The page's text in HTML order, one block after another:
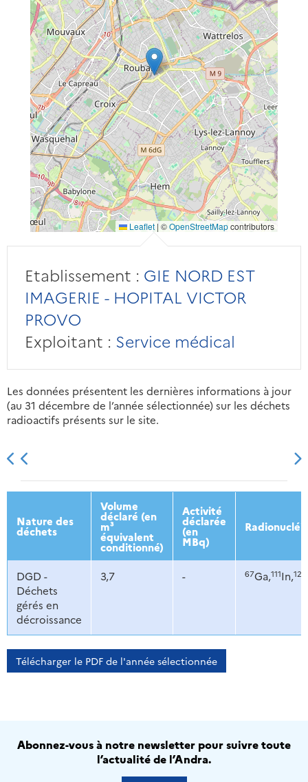
Leaflet | ©OpenStreetMapcontributors
Etablissement : GIE NORD EST
IMAGERIE - HOPITAL VICTOR
PROVO
Exploitant : Service médical
Les données présentent les dernières informations à jour
(au 31 décembre de l’année sélectionnée) sur les déchets
radioactifs présents sur le site.
2013 2014 2015 2016
Nature des
déchets
Volume
déclaré (en
m³
équivalent
conditionné)
Activité
déclarée
(en
MBq)
DGD -
Déchets
gérés en
décroissance
3,7 - 67Ga,111In,123
Télécharger le PDF de l'année sélectionnée
Abonnez-vous à notre newsletter pour suivre toute
l’actualité de l’Andra.